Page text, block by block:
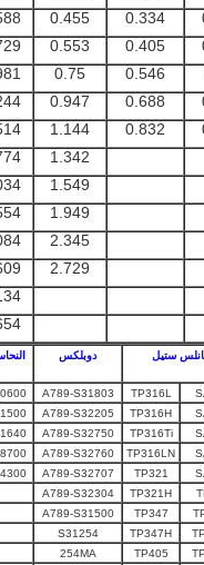
0.334
0.455
0.405
0.553
0.546
0.75
0.688
0.947
0.832
1.144
1.342
1.549
1.949
2.345
2.729
ستيل دوبلكس
TP316L
A789-S31803
TP316H
A789-S32205
TP316Ti
A789-S32750
TP316LN
A789-S32760
TP321
A789-S32707
TP321H
A789-S32304
TP347
A789-S31500
TP347H
S31254
TP405
254MA